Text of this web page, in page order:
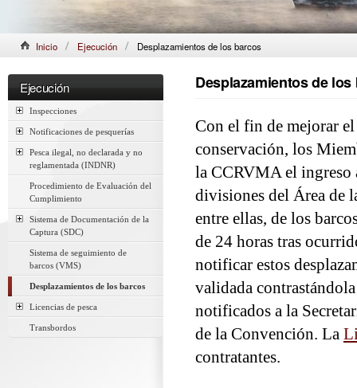
Inicio Ejecución Desplazamientos de los barcos
Ejecución
Inspecciones
Notificaciones de pesquerías
Pesca ilegal, no declarada y no
reglamentada (INDNR)
Procedimiento de Evaluación del
Cumplimiento
Sistema de Documentación de la
Captura (SDC)
Sistema de seguimiento de
barcos (VMS)
Desplazamientos de los barcos
Licencias de pesca
Transbordos
Desplazamientos de los
Con el fin de mejorar
conservación, los
la CCRVMA el ingreso
divisiones del Área de
entre ellas, de los
de 24 horas tras
notificar estos
validada
notificados a la
de la Convención. La
contratantes.